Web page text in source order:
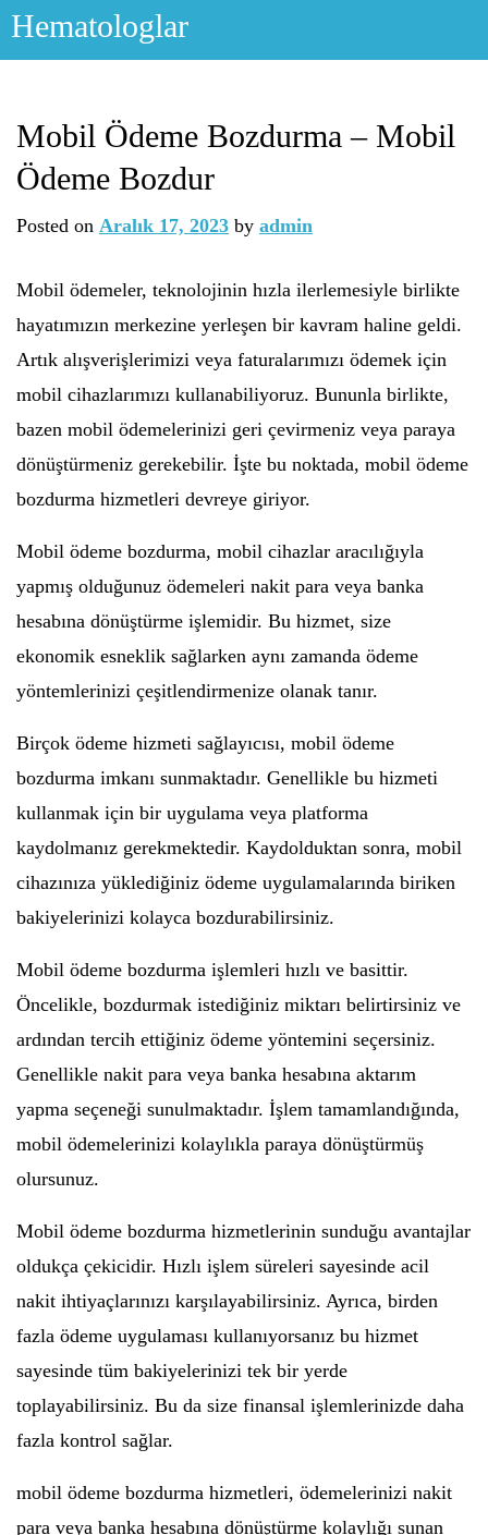
Skip
Hematologlar
Mobil Ödeme Bozdurma – Mobil
Ödeme Bozdur
Posted on Aralık 17, 2023 by admin
Mobil ödemeler, teknolojinin hızla ilerlemesiyle birlikte
hayatımızın merkezine yerleşen bir kavram haline geldi.
Artık alışverişlerimizi veya faturalarımızı ödemek için
mobil cihazlarımızı kullanabiliyoruz. Bununla birlikte,
bazen mobil ödemelerinizi geri çevirmeniz veya paraya
dönüştürmeniz gerekebilir. İşte bu noktada, mobil ödeme
bozdurma hizmetleri devreye giriyor.
Mobil ödeme bozdurma, mobil cihazlar aracılığıyla
yapmış olduğunuz ödemeleri nakit para veya banka
hesabına dönüştürme işlemidir. Bu hizmet, size
ekonomik esneklik sağlarken aynı zamanda ödeme
yöntemlerinizi çeşitlendirmenize olanak tanır.
Birçok ödeme hizmeti sağlayıcısı, mobil ödeme
bozdurma imkanı sunmaktadır. Genellikle bu hizmeti
kullanmak için bir uygulama veya platforma
kaydolmanız gerekmektedir. Kaydolduktan sonra, mobil
cihazınıza yüklediğiniz ödeme uygulamalarında biriken
bakiyelerinizi kolayca bozdurabilirsiniz.
Mobil ödeme bozdurma işlemleri hızlı ve basittir.
Öncelikle, bozdurmak istediğiniz miktarı belirtirsiniz ve
ardından tercih ettiğiniz ödeme yöntemini seçersiniz.
Genellikle nakit para veya banka hesabına aktarım
yapma seçeneği sunulmaktadır. İşlem tamamlandığında,
mobil ödemelerinizi kolaylıkla paraya dönüştürmüş
olursunuz.
Mobil ödeme bozdurma hizmetlerinin sunduğu avantajlar
oldukça çekicidir. Hızlı işlem süreleri sayesinde acil
nakit ihtiyaçlarınızı karşılayabilirsiniz. Ayrıca, birden
fazla ödeme uygulaması kullanıyorsanız bu hizmet
sayesinde tüm bakiyelerinizi tek bir yerde
toplayabilirsiniz. Bu da size finansal işlemlerinizde daha
fazla kontrol sağlar.
mobil ödeme bozdurma hizmetleri, ödemelerinizi nakit
para veya banka hesabına dönüştürme kolaylığı sunan